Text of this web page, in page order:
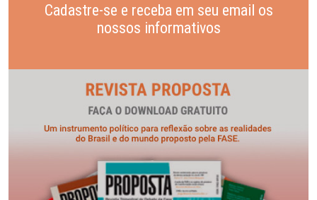
Cadastre-se e receba em seu email os
nossos informativos